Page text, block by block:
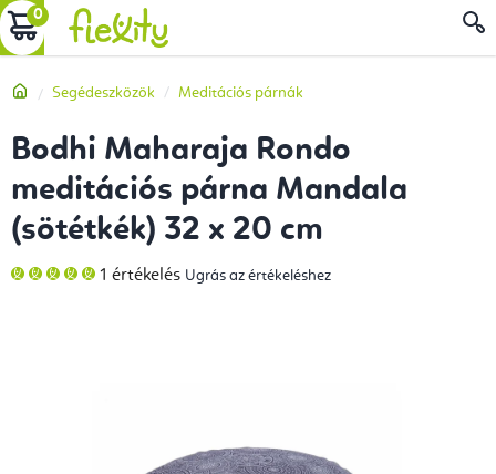
Ugrás
a
tartalomhoz
KOSÁR
Kezdőlap
Segédeszközök Meditációs párnák
Bodhi Maharaja Rondo
meditációs párna Mandala
(sötétkék) 32 x 20 cm
A
termék
1 értékelés Ugrás az értékeléshez